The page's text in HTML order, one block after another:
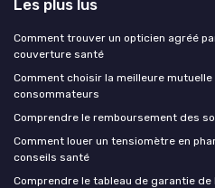
Les plus lus
Comment trouver un opticien agréé
couverture santé
Comment choisir la meilleure
consommateurs
Comprendre le remboursement des
Comment louer un tensiomètre en
conseils santé
Comprendre le tableau de garantie de